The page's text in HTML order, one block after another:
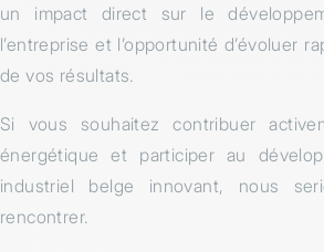
un impact direct sur le
l’entreprise et l’opportunité d’évoluer
de vos résultats.
Si vous souhaitez contribuer
énergétique et participer au
industriel belge innovant, nous
rencontrer.